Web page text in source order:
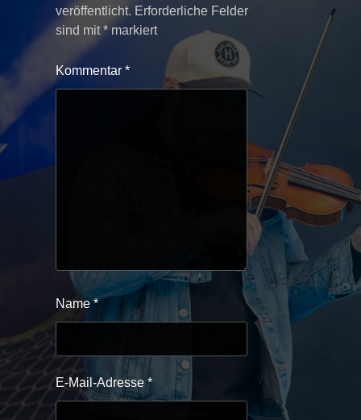
veröffentlicht. Erforderliche Felder
sind mit* markiert
Kommentar *
Name*
E-Mail-Adresse*